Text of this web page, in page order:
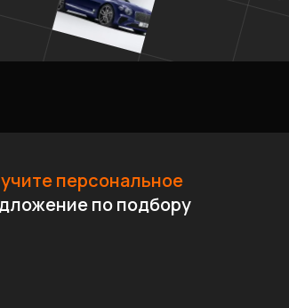
персональное
по подбору